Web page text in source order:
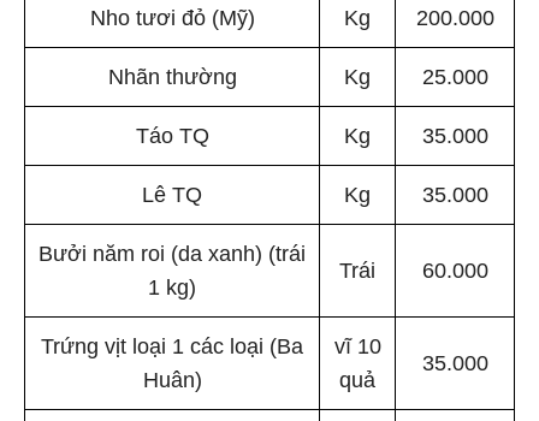
Nho tươi đỏ (Mỹ) Kg 200.000
Nhãn thường Kg 25.000
Táo TQ Kg 35.000
Lê TQ Kg 35.000
Bưởi năm roi (da xanh) (trái
1 kg)
Trái 60.000
Trứng vịt loại 1 các loại (Ba
Huân)
vĩ 10
quả
35.000